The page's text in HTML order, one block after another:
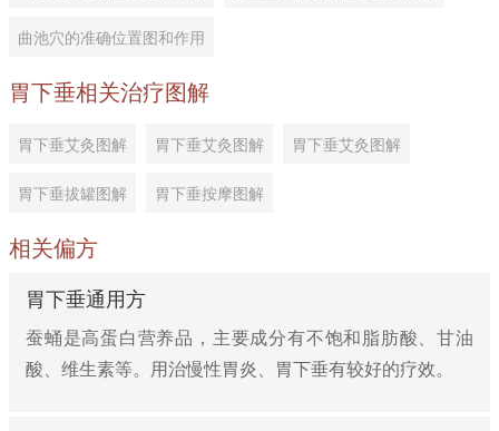
俞、小肠俞穴，力度要适中，每穴3分钟。
肚脐上，按顺时针方向推摩20〜30次。
5、按摩者用双手拇指按揉内关、关元、气海俞穴，每
曲池穴的准确位置图和作用
胃下垂相关治疗图解
胃下垂艾灸图解 胃下垂艾灸图解 胃下垂艾灸图解
胃下垂拔罐图解 胃下垂按摩图解
相关偏方
胃下垂通用方
蚕蛹是高蛋白营养品，主要成分有不饱和脂肪酸、甘油
酸、维生素等。用治慢性胃炎、胃下垂有较好的疗效。